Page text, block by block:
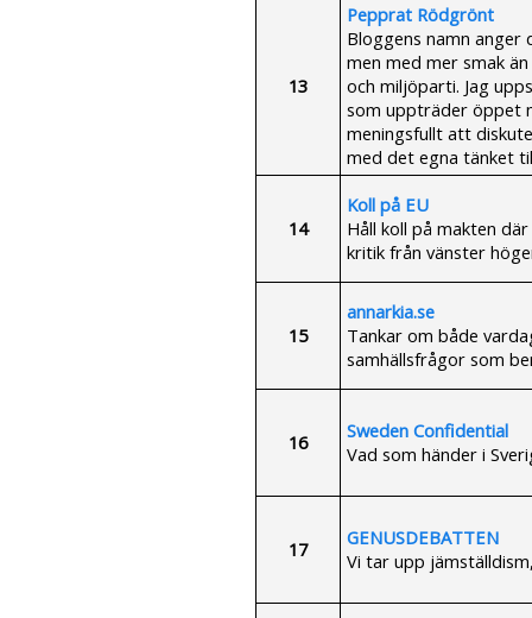
13
Pepprat Rödgrönt
Bloggens namn anger
men med mer smak
och miljöparti. Jag
som uppträder öppet
meningsfullt att
med det egna tänket
14
Koll på EU
Håll koll på makten
kritik från vänster
15
annarkia.se
Tankar om både
samhällsfrågor som
16
Sweden Confidential
Vad som händer i
17
GENUSDEBATTEN
Vi tar upp